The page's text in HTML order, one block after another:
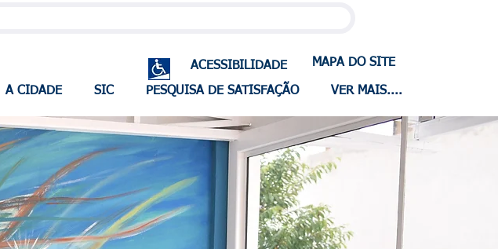
ACESSIBILIDADE MAPA DO SITE
A CIDADE SIC PESQUISA DE SATISFAÇÃO VER MAIS....